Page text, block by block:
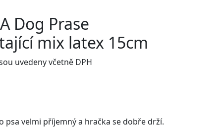
Dog Prase
mix latex 15cm
uvedeny včetně DPH
psa velmi příjemný a hračka se dobře drží.